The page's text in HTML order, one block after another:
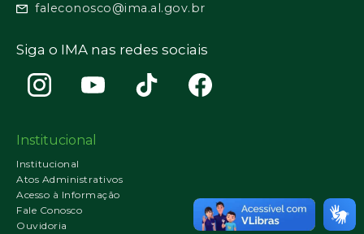
faleconosco@ima.al.gov.br
Siga o IMA nas redes sociais
Institucional
Institucional
Atos Administrativos
Acesso à Informação
Fale Conosco
Ouvidoria